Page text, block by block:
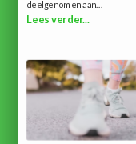
deelgenomen aan...
Lees verder...